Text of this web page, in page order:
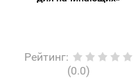
Рейтинг:
(0.0)